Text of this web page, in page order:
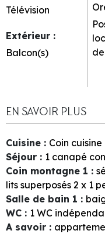
Télévision
Extérieur :
Balcon(s)
EN SAVOIR PLUS
Cuisine : Coin cuisine
Séjour : 1 canapé
Coin montagne 1 :
lits superposés 2 x 1
Salle de bain 1 :
WC : 1 WC
A savoir :